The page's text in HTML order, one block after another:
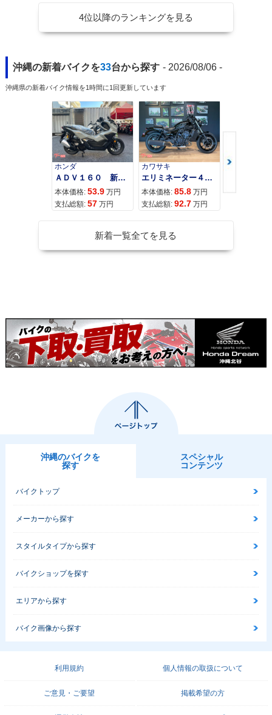
4位以降のランキングを見る
沖縄の新着バイクを33台から探す - 2026/08/06 -
沖縄県の新着バイク情報を1時間に1回更新しています
ホンダ
ＡＤＶ１６０ 新車 ２０２６年最新モデル パールスモーキーグレー スマートキー ２９Ｌメットイン ＵＳＢ Ｔｙｐｅ−Ｃ装備
本体価格: 53.9 万円
支払総額: 57 万円
カワサキ
エリミネーター４００
本体価格: 85.8 万円
支払総額: 92.7 万円
カワサキ
本体価格:
新着一覧全てを見る
沖縄のバイクを
探す
スペシャル
コンテンツ
バイクトップ
メーカーから探す
スタイルタイプから探す
バイクショップを探す
エリアから探す
バイク画像から探す
利用規約 個人情報の取扱について
ご意見・ご要望 掲載希望の方